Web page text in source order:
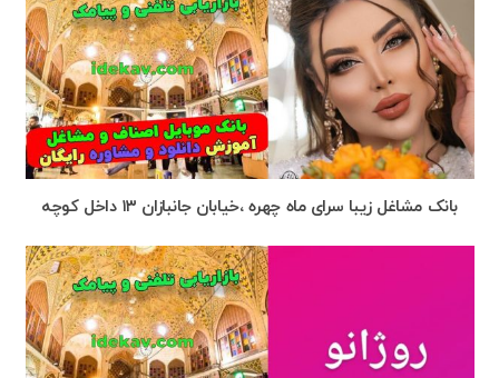
بانک مشاغل زیبا سرای ماه چهره ،خیابان جانبازان ۱۳ داخل کوچه